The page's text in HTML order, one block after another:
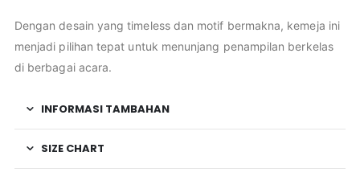
Dengan desain yang timeless dan motif bermakna, kemeja ini
menjadi pilihan tepat untuk menunjang penampilan berkelas
di berbagai acara.
INFORMASI TAMBAHAN
SIZE CHART